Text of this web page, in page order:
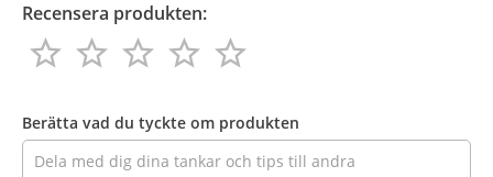
Recensera produkten:
star_border
star_border star_border
star_border star_border
star_border star_border
star_border star_border
star_border
produkten
Berätta vad du tyckte om produkten